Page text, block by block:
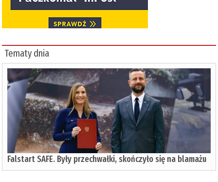
Tematy dnia
Falstart SAFE. Były przechwałki, skończyło się na blamażu